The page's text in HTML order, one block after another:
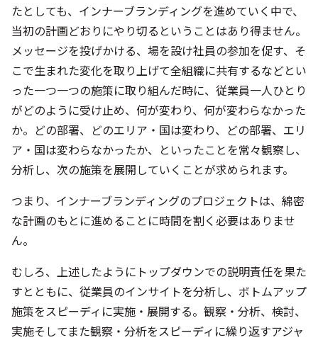
たとしても、インナーブランディングを進めていく中で、
当初の計画どおりにやり切るということはあり得ません。
メッセージを投げかける、場を設け社員の参加を促す、そ
こで生まれた変化を取り上げて全組織に共有するなどとい
った一つ一つの施策に取り組んだ時に、従業員一人ひとり
がどのように受け止め、何が変わり、何が変わらなかった
か。どの部署、どのエリア・国は変わり、どの部署、エリ
ア・国は変わらなかったか、といったことを常々観察し、
分析し、次の施策を展開していくことが求められます。
つまり、インナーブランディングのプロジェクトは、綿密
な計画のもとに進めることに時間を割く必要はありませ
ん。
むしろ、上述したようにトップダウンでの説明責任を果た
すとともに、従業員のインサイトを分析し、ボトムアップ
施策をスピーディに実施・展開する。観察・分析、検討、
実施そしてまた観察・分析をスピーディに繰り返すアジャ